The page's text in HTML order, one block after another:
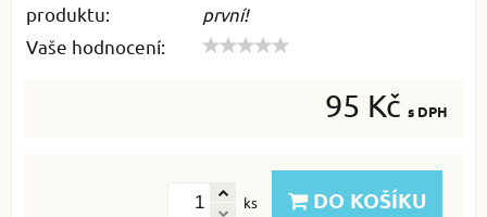
produktu:
první!
Vaše hodnocení:
95 Kč s DPH
ks DO KOŠÍKU